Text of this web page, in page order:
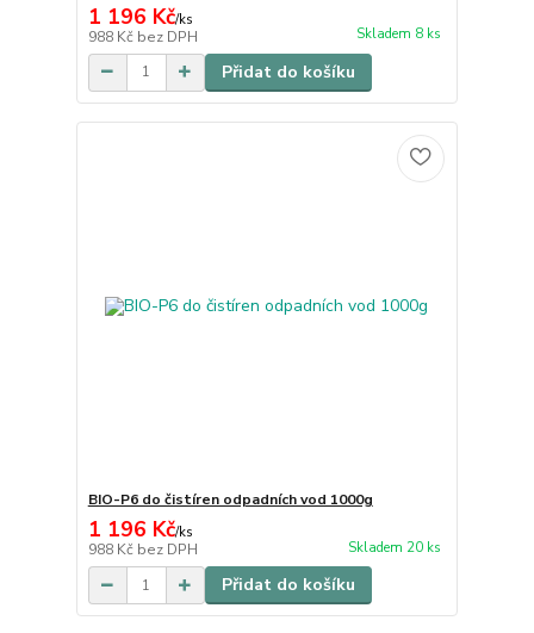
1 196 Kč/ks
988 Kč bez DPH Skladem 8 ks
Přidat do košíku
BIO-P6 do čistíren odpadních vod 1000g
1 196 Kč/ks
988 Kč bez DPH Skladem 20 ks
Přidat do košíku